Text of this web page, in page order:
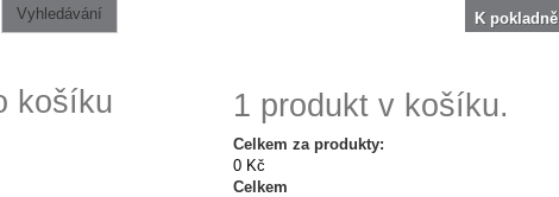
Vyhledávání
K pokladně
košíku 1 produkt v košíku.
Celkem za produkty:
0 Kč
Celkem